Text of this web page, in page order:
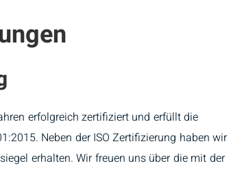
erfolgreich zertifiziert und erfüllt die
Neben der ISO Zertifizierung haben wir
erhalten. Wir freuen uns über die mit der